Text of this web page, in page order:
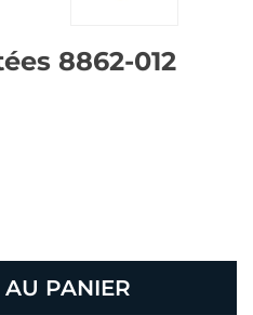
8862-012
PANIER